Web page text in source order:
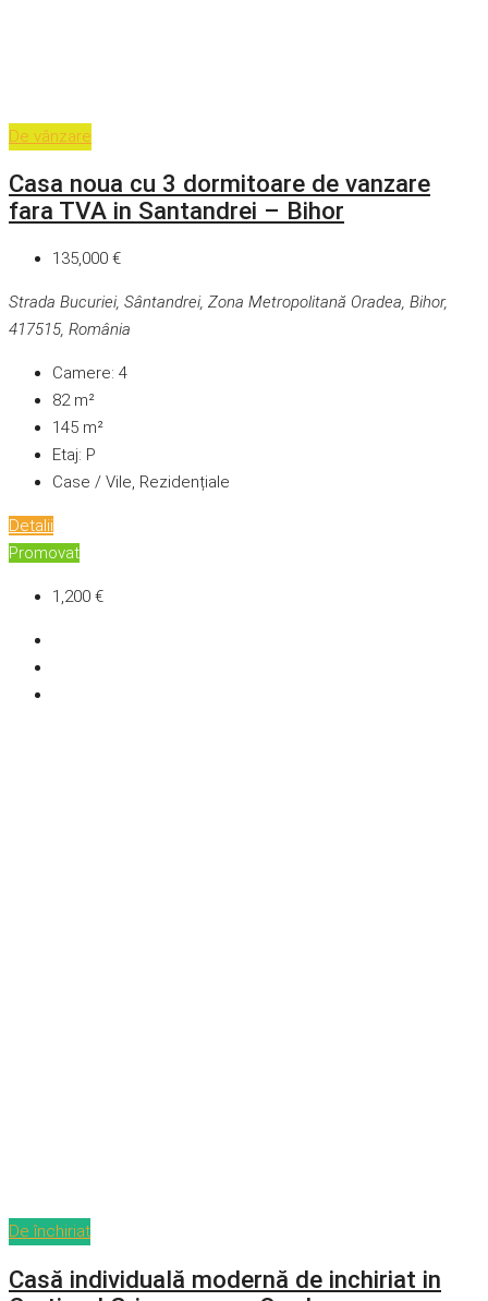
De vânzare
Casa noua cu 3 dormitoare de vanzare
fara TVA in Santandrei – Bihor
135,000 €
Strada Bucuriei, Sântandrei, Zona Metropolitană Oradea, Bihor,
417515, România
Camere: 4
82 m²
145 m²
Etaj: P
Case / Vile, Rezidențiale
Detalii
Promovat
1,200 €
De închiriat
Casă individuală modernă de inchiriat in